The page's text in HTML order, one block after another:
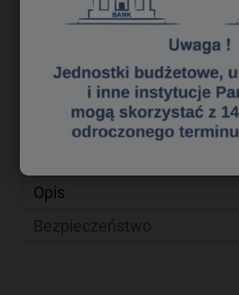
Producent:
qp 0091081
Opis